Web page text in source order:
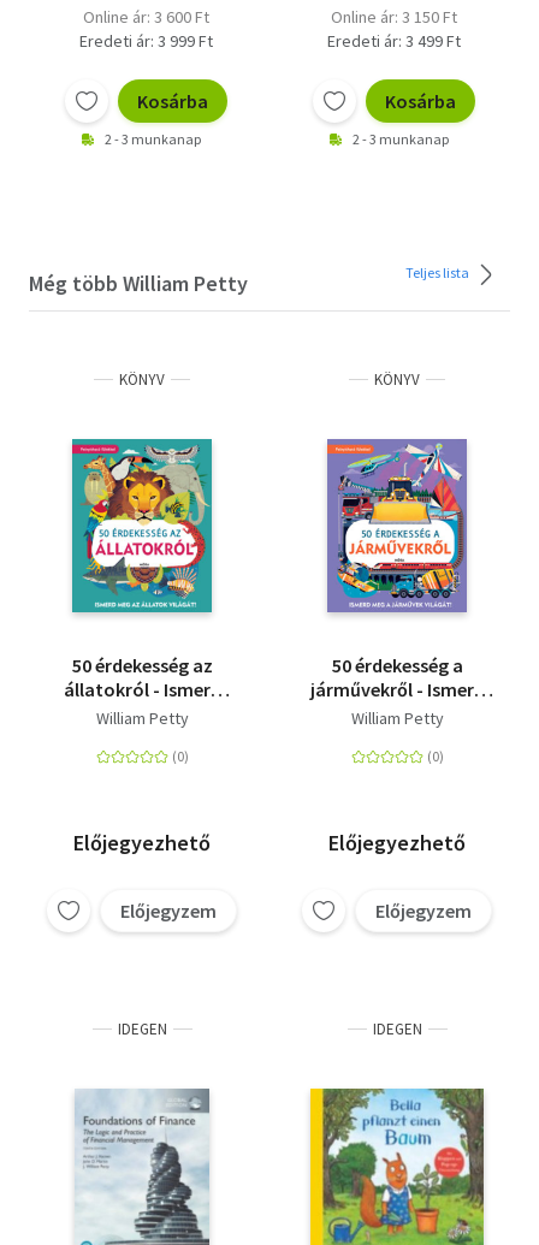
Online ár: 3 600 Ft
Eredeti ár: 3 999 Ft
Kosárba
2 - 3 munkanap
Online ár: 3 150 Ft
Eredeti ár: 3 499 Ft
Kosárba
2 - 3 munkanap
Még több William Petty Teljes lista
KÖNYV
50 érdekesség az
állatokról - Ismerd
meg az állatok
William Petty
Előjegyezhető
Előjegyzem
KÖNYV
50 érdekesség a
járművekről - Ismerd
meg a járművek
William Petty
Előjegyezhető
Előjegyzem
IDEGEN IDEGEN